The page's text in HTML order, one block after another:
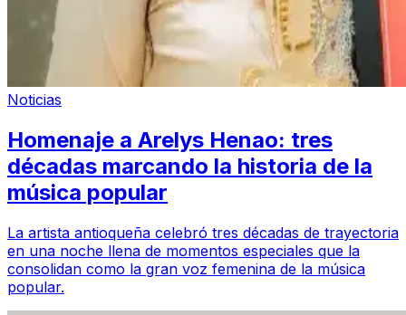
Noticias
Homenaje a Arelys Henao: tres
décadas marcando la historia de la
música popular
La artista antioqueña celebró tres décadas de trayectoria
en una noche llena de momentos especiales que la
consolidan como la gran voz femenina de la música
popular.